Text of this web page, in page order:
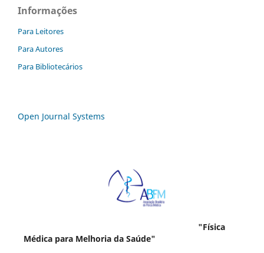
Informações
Para Leitores
Para Autores
Para Bibliotecários
Open Journal Systems
"Física
Médica para Melhoria da Saúde"